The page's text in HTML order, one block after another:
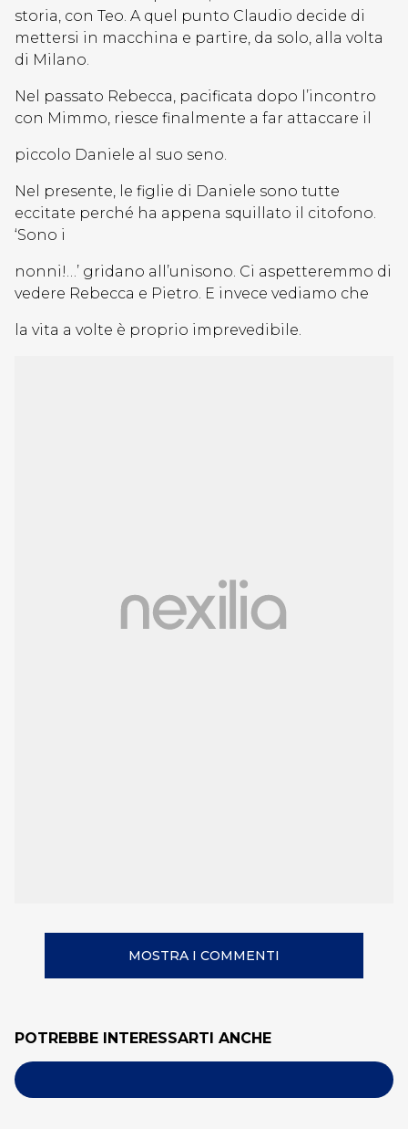
storia, con Teo. A quel punto Claudio decide di
mettersi in macchina e partire, da solo, alla volta
di Milano.
Nel passato Rebecca, pacificata dopo l’incontro
con Mimmo, riesce finalmente a far attaccare il
piccolo Daniele al suo seno.
Nel presente, le figlie di Daniele sono tutte
eccitate perché ha appena squillato il citofono.
‘Sono i
nonni!…’ gridano all’unisono. Ci aspetteremmo di
vedere Rebecca e Pietro. E invece vediamo che
la vita a volte è proprio imprevedibile.
MOSTRA I COMMENTI
POTREBBE INTERESSARTI ANCHE